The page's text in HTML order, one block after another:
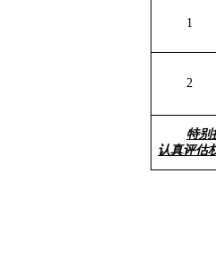
1
2
特别
认真评估